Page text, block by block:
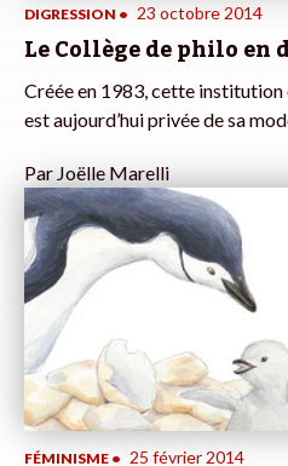
DIGRESSION • 23 octobre 2014
Le Collège de philo en
Créée en 1983, cette
est aujourd’hui privée de sa
Par Joëlle Marelli
FÉMINISME • 25 février 2014